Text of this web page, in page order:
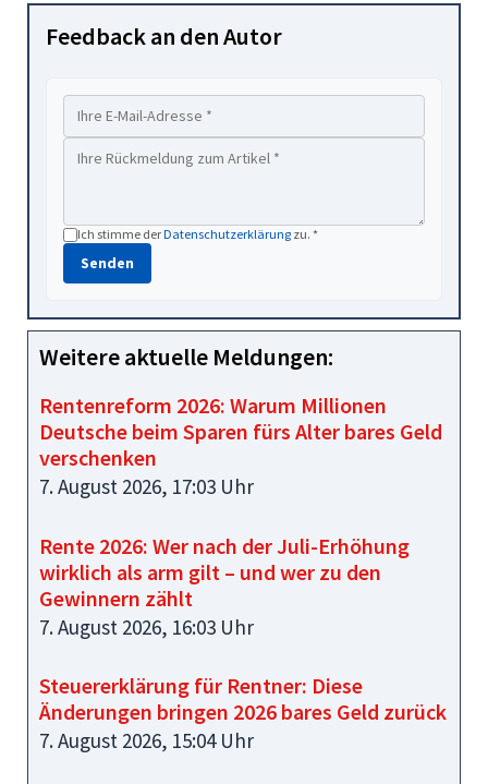
Feedback an den Autor
Ich stimme derDatenschutzerklärung zu. *
Senden
Weitere aktuelle Meldungen:
Rentenreform 2026: Warum Millionen
Deutsche beim Sparen fürs Alter bares Geld
verschenken
7. August 2026, 17:03 Uhr
Rente 2026: Wer nach der Juli-Erhöhung
wirklich als arm gilt – und wer zu den
Gewinnern zählt
7. August 2026, 16:03 Uhr
Steuererklärung für Rentner: Diese
Änderungen bringen 2026 bares Geld zurück
7. August 2026, 15:04 Uhr